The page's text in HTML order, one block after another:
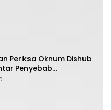
Periksa Oknum Dishub
Penyebab
Retribusi Parkir